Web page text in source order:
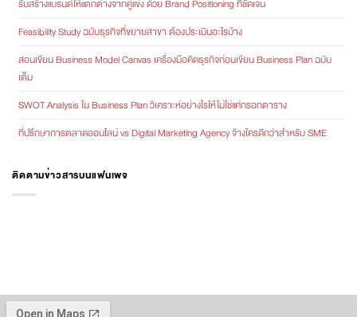
รับสร้างแบรนด์ให้แตกต่างจากคู่แข่ง ด้วย Brand Positioning ที่ชัดเจน
Feasibility Study ฉบับธุรกิจที่ขยายสาขา ต้องประเมินอะไรบ้าง
สอนเขียน Business Model Canvas เครื่องมือคิดธุรกิจก่อนเขียน Business Plan ฉบับ
เต็ม
SWOT Analysis ใน Business Plan วิเคราะห์อย่างไรให้ไม่ใช่แค่กรอกตาราง
ที่ปรึกษาการตลาดออนไลน์ vs Digital Marketing Agency จ้างใครดีกว่าสำหรับ SME
ติดตามข่าวสารบนแฟนเพจ